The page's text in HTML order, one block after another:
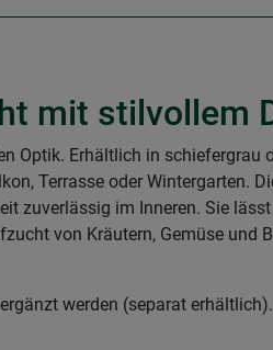
mit stilvollem
Optik. Erhältlich in schiefergrau
Terrasse oder Wintergarten.
zuverlässig im Inneren. Sie
von Kräutern, Gemüse und
werden (separat erhältlich).